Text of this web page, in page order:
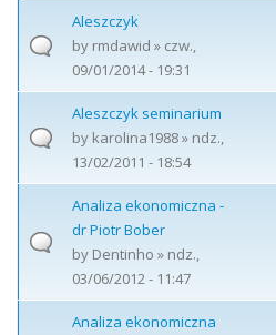
Aleszczyk
by rmdawid » czw.,
09/01/2014 - 19:31
Aleszczyk seminarium
by karolina1988» ndz.,
13/02/2011 - 18:54
Analiza ekonomiczna -
dr Piotr Bober
by Dentinho » ndz.,
03/06/2012 - 11:47
Analiza ekonomiczna